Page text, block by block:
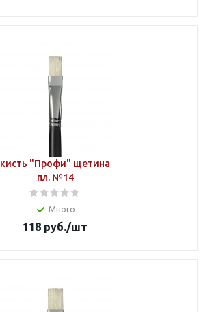
кисть "Профи" щетина
пл. №14
Много
118 руб./шт